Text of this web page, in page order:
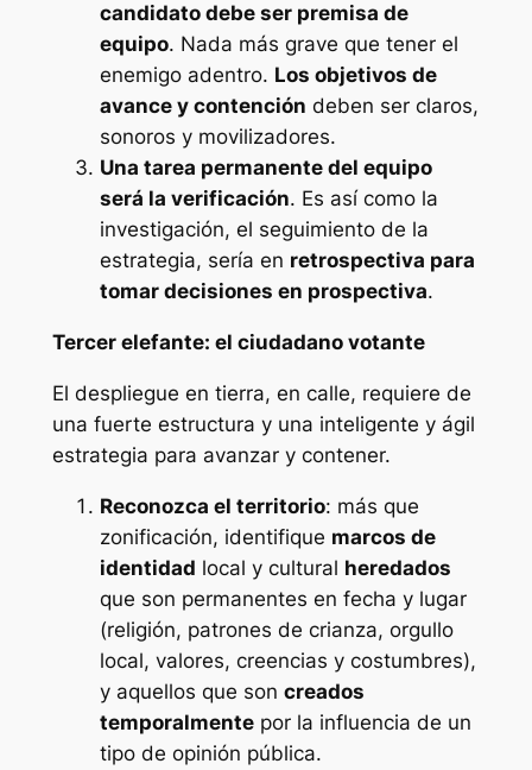
candidato debe ser premisa de
equipo. Nada más grave que tener el
enemigo adentro. Los objetivos de
avance y contención deben ser claros,
sonoros y movilizadores.
Una tarea permanente del equipo
será la verificación. Es así como la
investigación, el seguimiento de la
estrategia, sería en retrospectiva para
tomar decisiones en prospectiva.
Tercer elefante: el ciudadano votante
El despliegue en tierra, en calle, requiere de
una fuerte estructura y una inteligente y ágil
estrategia para avanzar y contener.
Reconozca el territorio: más que
zonificación, identifique marcos de
identidad local y cultural heredados
que son permanentes en fecha y lugar
(religión, patrones de crianza, orgullo
local, valores, creencias y costumbres),
y aquellos que son creados
temporalmentepor la influencia de un
tipo de opinión pública.